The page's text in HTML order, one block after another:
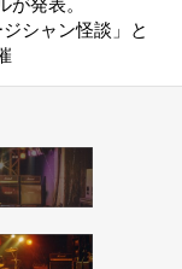
発表。
シャン怪談」と